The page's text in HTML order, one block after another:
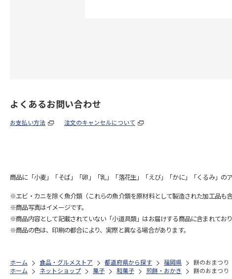
よくあるお問い合わせ
お支払い方法 注文のキャンセルについて
商品に「小麦」「そば」「卵」「乳」「落花生」「えび」「かに」「くるみ」の
※エビ・カニを除く魚介類（これらの魚介類を原材料として製造された加工品も
※商品写真はイメージです。
※商品内容として記載されていない「小道具類」はお届けする商品に含まれており
※商品の色は、印刷の都合により、実際と異なる場合があります。
ホーム 食品・グルメストア 都道府県から探す 福岡県
餅のおまつり
ホーム
ネットショップ 菓子 和菓子 煎餅・おかき 餅のおまつり